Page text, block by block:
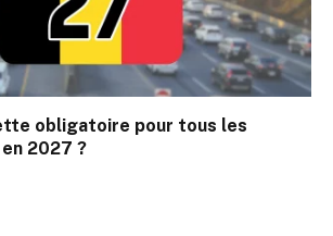
obligatoire pour tous les
2027 ?